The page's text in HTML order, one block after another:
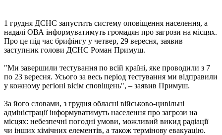
1 грудня ДСНС запустить систему оповіщення населення, а
надалі ОВА інформуватимуть громадян про загрози на місцях.
Про це під час брифінгу у четвер, 29 вересня, заявив
заступник голови ДСНС Роман Примуш.
"Ми завершили тестування по всій країні, яке проводили з 7
по 23 вересня. Усього за весь період тестування ми відправили
у кожному регіоні вісім сповіщень", – заявив Примуш.
За його словами, з грудня обласні військово-цивільні
адміністрації інформуватимуть населення про загрози на
місцях: небезпечні погодні умови, можливий викид радіації
чи інших хімічних елементів, а також термінову евакуацію.